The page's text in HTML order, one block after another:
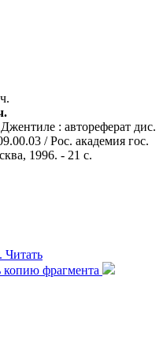
: автореферат дис.
/ Рос. академия гос.
1996. - 21 с.
Читать
копию фрагмента